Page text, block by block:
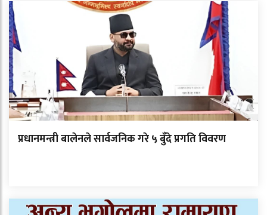
प्रधानमन्त्री बालेनले सार्वजनिक गरे ५ बुँदे प्रगति विवरण